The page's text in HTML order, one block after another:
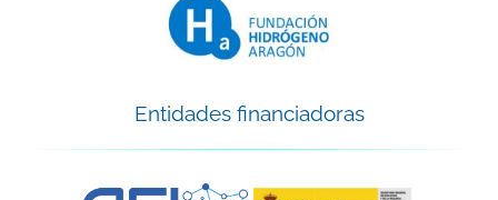
Entidades financiadoras